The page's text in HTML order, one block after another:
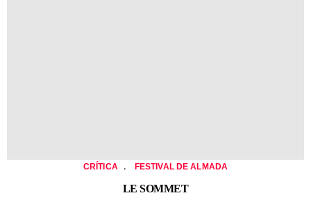
CRÍTICA FESTIVAL DE ALMADA
LE SOMMET